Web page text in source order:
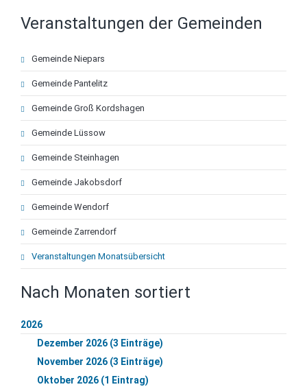
Veranstaltungen der Gemeinden
Navigation
überspringen
Gemeinde Niepars
Gemeinde Pantelitz
Gemeinde Groß Kordshagen
Gemeinde Lüssow
Gemeinde Steinhagen
Gemeinde Jakobsdorf
Gemeinde Wendorf
Gemeinde Zarrendorf
Veranstaltungen Monatsübersicht
Nach Monaten sortiert
2026
Dezember 2026 (3 Einträge)
November 2026 (3 Einträge)
Oktober 2026 (1 Eintrag)